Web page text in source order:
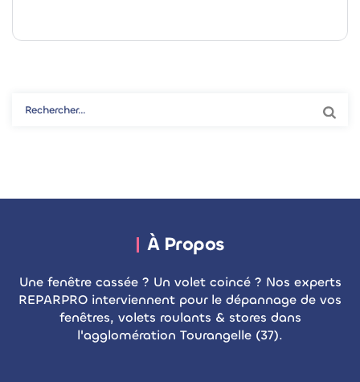
Rechercher :
À Propos
Une fenêtre cassée ? Un volet coincé ? Nos experts
REPARPRO interviennent pour le dépannage de vos
fenêtres, volets roulants & stores dans
l'agglomération Tourangelle (37).